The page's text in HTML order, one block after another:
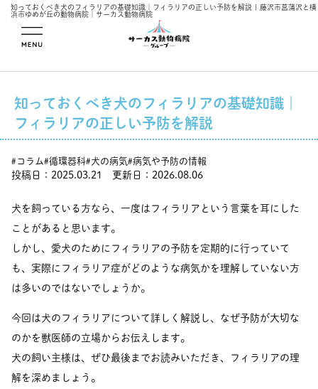
知っておくべき犬のフィラリアの基礎知識｜フィラリアの正しい予防を解説 | 藤沢市菖蒲沢と横
浜市ゆめが丘の動物病院｜サーカス動物病院
知っておくべき犬のフィラリアの基礎知識｜
フィラリアの正しい予防を解説
# コラム#循環器科#犬の病気#病気や予防の情報
投稿日：2025.03.21 更新日：2026.08.06
犬を飼っている方なら、一度はフィラリアという言葉を耳にした
ことがあると思います。
しかし、愛犬のためにフィラリアの予防を定期的に行っていて
も、実際にフィラリア症がどのような病気かを理解していない方
は多いのではないでしょうか。
今回は犬のフィラリアについて詳しく解説し、なぜ予防が大切な
のかを獣医師の立場からお伝えします。
犬の飼い主様は、ぜひ最後までお読みいただき、フィラリアの理
解を深めましょう。